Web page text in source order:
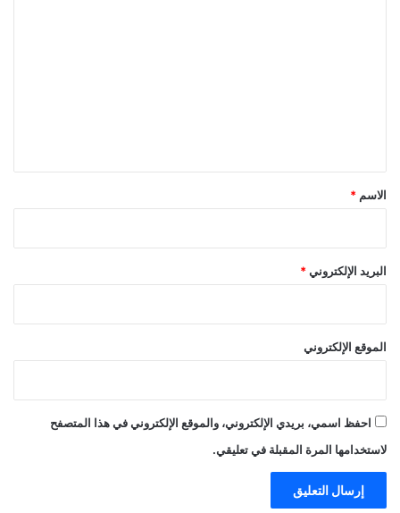
*
الاسم *
البريد الإلكتروني *
الموقع الإلكتروني
احفظ اسمي، بريدي الإلكتروني، والموقع الإلكتروني في هذا المتصفح
لاستخدامها المرة المقبلة في تعليقي.